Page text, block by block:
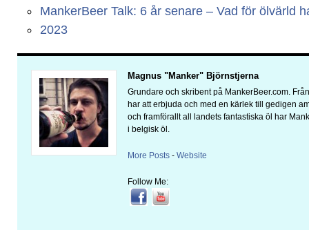
MankerBeer Talk: 6 år senare – Vad för ölvärld
2023
Magnus "Manker" Björnstjerna
Grundare och skribent på MankerBeer.com.
har att erbjuda och med en kärlek till gedigen
och framförallt all landets fantastiska öl har
i belgisk öl.
More Posts - Website
Follow Me: